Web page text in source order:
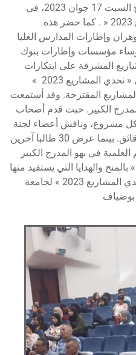
والتكنولوجيا محمد بوضياف، صباح السبت 17 جوان 2023، في
انطلاق فعاليات: « تحدي المشاريع 2023 « . كما حضر هذه
وإطارات المدارس العليا
مؤسسات وإطارات بنوك
المشرفة على ابتكارات
الطلبة، 50 مشروعا للمنافسة في « تحدي المشاريع 2023 »
المقترحة. وقد أستمعت
20 عرضا في المدرج الكبير. حيث قدم أصحاب
في 3 دقائق لكل مشروع، وناقش أعضاء لجنة
التحكيم، كل مشروع في خمس دقائق. بينما عرض 30 طالبا آخرين
والهدايا التي يستفيد منها
أصحاب المشاريع الفائزة في « تحدي المشاريع 2023 » لجامعة